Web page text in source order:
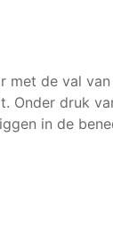
met de val
Onder druk
in de